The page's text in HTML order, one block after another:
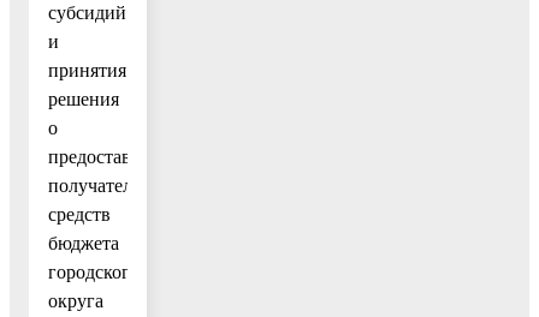
субсидий
и
принятия
решения
о
предоставлении
получателю
средств
бюджета
городского
округа